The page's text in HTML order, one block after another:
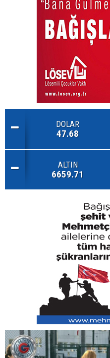
DOLAR
47.68
ALTIN
6659.71